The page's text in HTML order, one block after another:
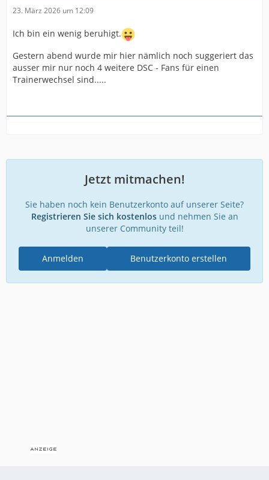
23. März 2026 um 12:09
Ich bin ein wenig beruhigt.
Gestern abend wurde mir hier nämlich noch suggeriert das
ausser mir nur noch 4 weitere DSC - Fans für einen
Trainerwechsel sind.....
Jetzt mitmachen!
Sie haben noch kein Benutzerkonto auf unserer Seite?
Registrieren Sie sich kostenlosund nehmen Sie an
unserer Community teil!
Benutzerkonto erstellen
Anmelden